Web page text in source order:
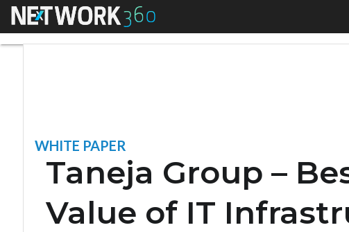
Menu
WHITE PAPER
Taneja Group –
Value of IT